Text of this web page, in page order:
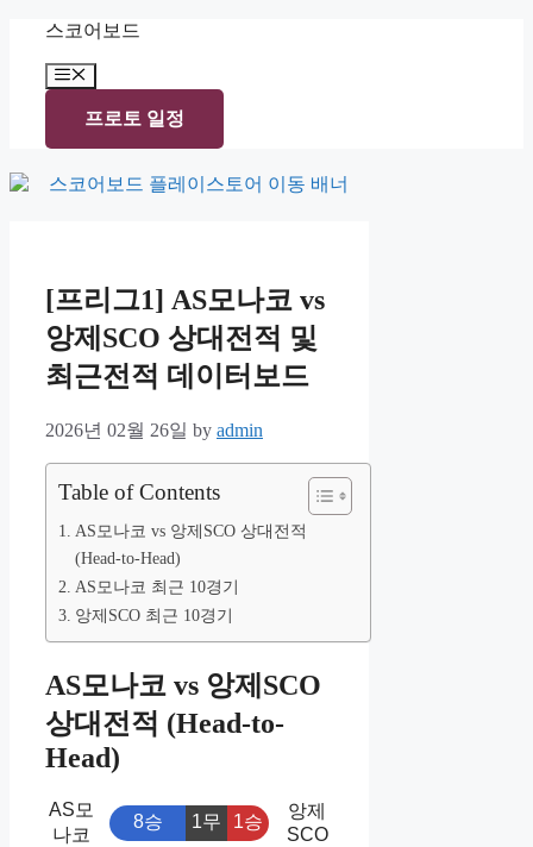
content
스코어보드
Menu
프로토 일정
[프리그1] AS모나코 vs
앙제SCO 상대전적 및
최근전적 데이터보드
2026년 02월 26일 by admin
Table of Contents
AS모나코 vs 앙제SCO 상대전적
(Head-to-Head)
AS모나코 최근 10경기
앙제SCO 최근 10경기
AS모나코 vs 앙제SCO
상대전적 (Head-to-
Head)
AS모
나코
8승 1무 1승
앙제
SCO